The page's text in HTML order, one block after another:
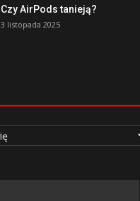
Czy AirPods tanieją?
3 listopada 2025